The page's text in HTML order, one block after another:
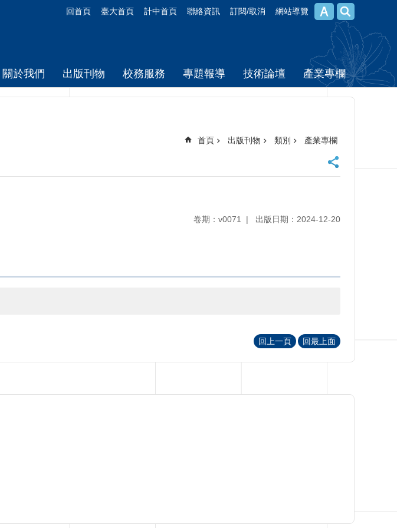
回首頁 臺大首頁 計中首頁 聯絡資訊 訂閱/取消 網站導覽
關於我們 出版刊物 校務服務 專題報導 技術論壇 產業專欄
首頁 出版刊物 類別 產業專欄
卷期：v0071 出版日期：2024-12-20
回上一頁
回最上面